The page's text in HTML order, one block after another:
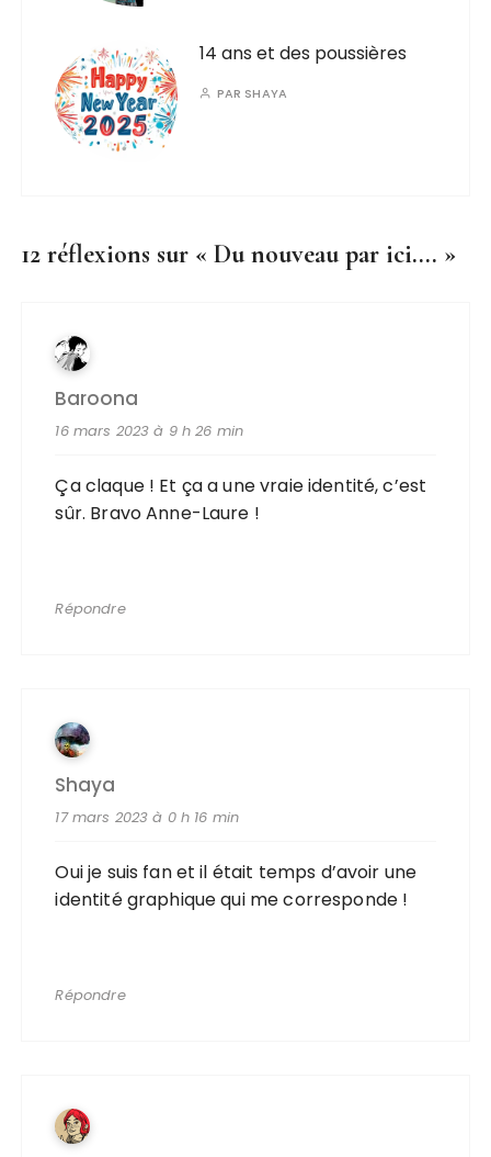
14 ans et des poussières
PAR SHAYA
12 réflexions sur «Du nouveau par ici…. »
Baroona
16 mars 2023 à 9 h 26 min
Ça claque ! Et ça a une vraie identité, c’est
sûr. Bravo Anne-Laure !
Répondre
Shaya
17 mars 2023 à 0 h 16 min
Oui je suis fan et il était temps d’avoir une
identité graphique qui me corresponde !
Répondre